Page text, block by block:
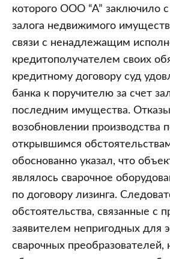
которого ООО “А” заключило
залога недвижимого
связи с ненадлежащим
кредитополучателем своих
кредитному договору суд
банка к поручителю за счет
последним имущества.
возобновлении производства
открывшимся
обоснованно указал, что
являлось сварочное
по договору лизинга.
обстоятельства, связанные с
заявителем непригодных для
сварочных преобразователей,